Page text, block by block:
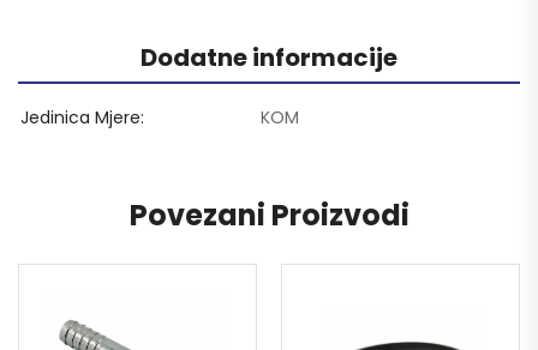
Dodatne informacije
Jedinica Mjere KOM
Povezani Proizvodi